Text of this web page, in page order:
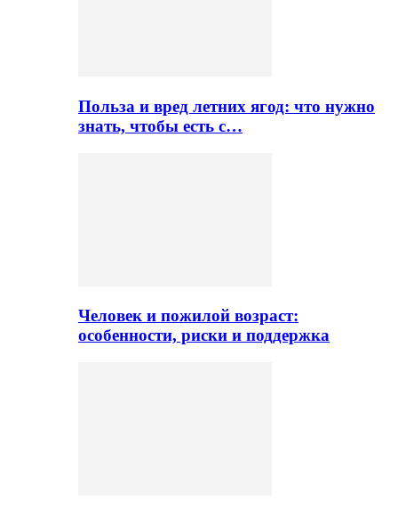
Польза и вред летних ягод: что нужно
знать, чтобы есть с…
Человек и пожилой возраст:
особенности, риски и поддержка